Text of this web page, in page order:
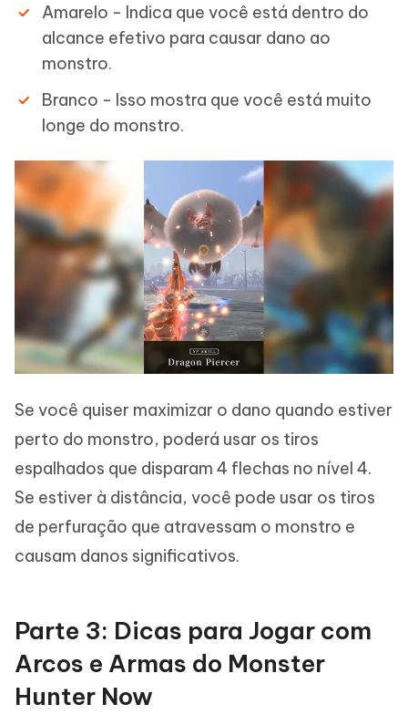
Amarelo - Indica que você está dentro do
alcance efetivo para causar dano ao
monstro.
Branco - Isso mostra que você está muito
longe do monstro.
Se você quiser maximizar o dano quando estiver
perto do monstro, poderá usar os tiros
espalhados que disparam 4 flechas no nível 4.
Se estiver à distância, você pode usar os tiros
de perfuração que atravessam o monstro e
causam danos significativos.
Parte 3: Dicas para Jogar com
Arcos e Armas do Monster
Hunter Now